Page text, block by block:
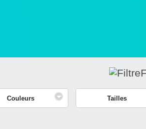
Couleurs Tailles